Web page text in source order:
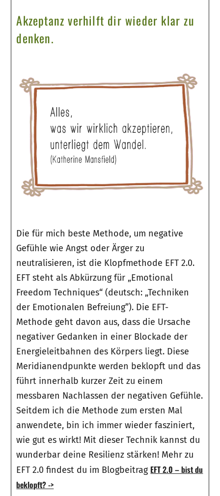
Akzeptanz verhilft dir wieder klar zu
denken.
Die für mich beste Methode, um negative
Gefühle wie Angst oder Ärger zu
neutralisieren, ist die Klopfmethode EFT 2.0.
EFT steht als Abkürzung für „Emotional
Freedom Techniques“ (deutsch: „Techniken
der Emotionalen Befreiung”). Die EFT-
Methode geht davon aus, dass die Ursache
negativer Gedanken in einer Blockade der
Energieleitbahnen des Körpers liegt. Diese
Meridianendpunkte werden beklopft und das
führt innerhalb kurzer Zeit zu einem
messbaren Nachlassen der negativen Gefühle.
Seitdem ich die Methode zum ersten Mal
anwendete, bin ich immer wieder fasziniert,
wie gut es wirkt! Mit dieser Technik kannst du
wunderbar deine Resilienz stärken! Mehr zu
EFT 2.0 findest du im Blogbeitrag EFT 2.0 – bist du
beklopft? ->